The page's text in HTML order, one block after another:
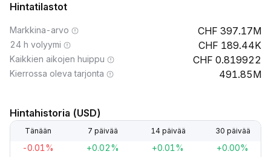
Hintatilastot
Markkina-arvo 397.17M
24 h volyymi 189.44K
Kaikkien aikojen huippu 0.819922
Kierrossa oleva tarjonta 491.85M
Hintahistoria (USD)
Tänään 7 päivää 14 päivää 30 päivää
-0.01% +0.02% +0.01% +0.00%